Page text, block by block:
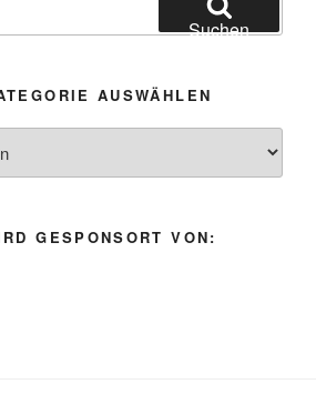
Suchen
AUSWÄHLEN
GESPONSORT VON: